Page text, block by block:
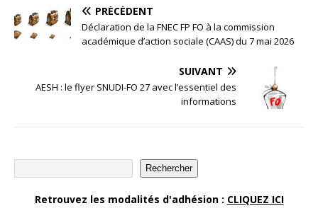
PRÉCÉDENT
Déclaration de la FNEC FP FO à la commission
académique d’action sociale (CAAS) du 7 mai 2026
SUIVANT
AESH : le flyer SNUDI-FO 27 avec l’essentiel des
informations
Rechercher
Retrouvez les modalités d'adhésion : CLIQUEZ ICI